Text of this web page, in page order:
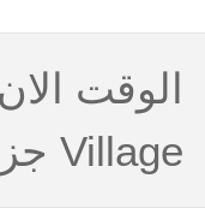
Village جزر مريانا الشمالية